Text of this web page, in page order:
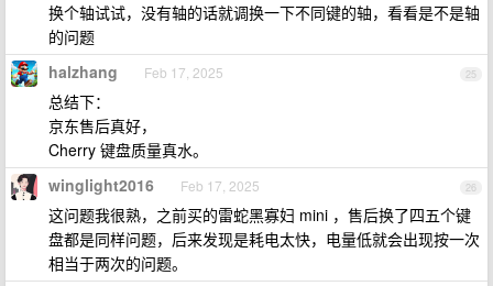
换个轴试试，没有轴的话就调换一下不同键的轴，看看是不是轴
的问题
25
halzhang Feb 17, 2025
总结下：
京东售后真好，
Cherry 键盘质量真水。
26
winglight2016 Feb 17, 2025
这问题我很熟，之前买的雷蛇黑寡妇 mini ，售后换了四五个键
盘都是同样问题，后来发现是耗电太快，电量低就会出现按一次
相当于两次的问题。